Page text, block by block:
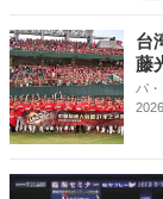
台
藤
パ